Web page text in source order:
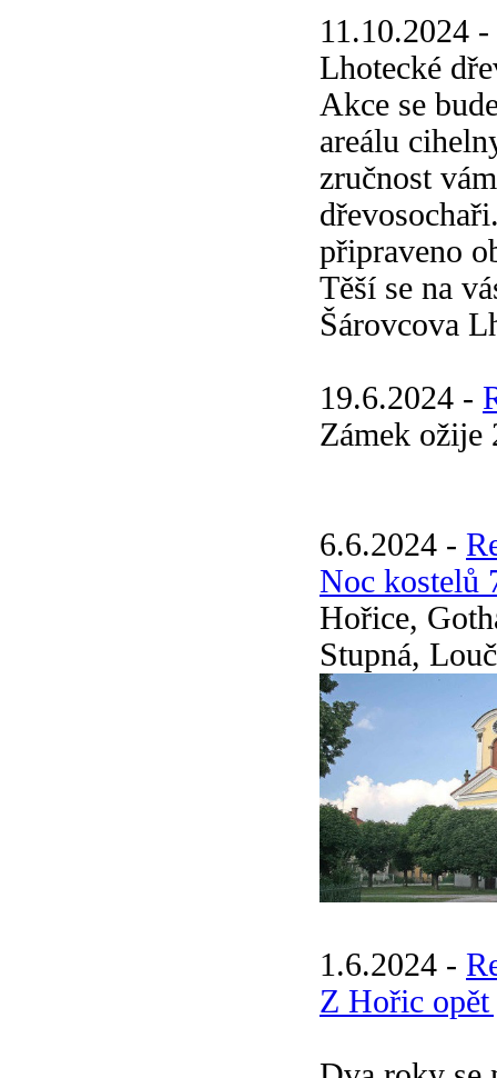
11.10.2024 -
Lhotecké
Akce se
areálu
zručnost
připraveno
Těší se na
Šárovcova
19.6.2024 -
Zámek ožije
6.6.2024 -
Noc kostelů
Hořice,
Stupná,
1.6.2024 -
Z Hořic